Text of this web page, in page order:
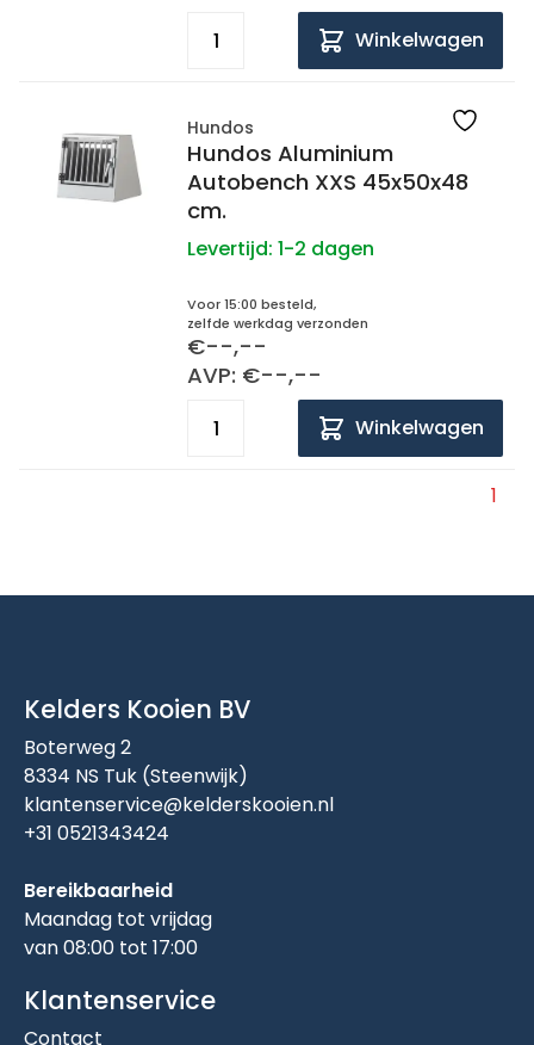
Winkelwagen
Hundos
Hundos Aluminium
Autobench XXS 45x50x48
cm.
Levertijd: 1-2 dagen
Voor 15:00 besteld,
zelfde werkdag verzonden
€--,--
AVP: €--,--
Winkelwagen
1
Kelders Kooien BV
Boterweg 2
8334 NS Tuk (Steenwijk)
klantenservice@kelderskooien.nl
+31 0521343424
Bereikbaarheid
Maandag tot vrijdag
van 08:00 tot 17:00
Klantenservice
Contact